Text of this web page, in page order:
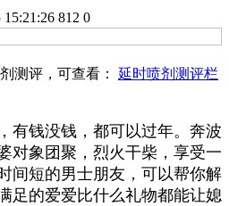
15:21:26 812 0
测评，可查看： 延时喷剂测评栏
，有钱没钱，都可以过年。奔波
对象团聚，烈火干柴，享受一
间短的男士朋友，可以帮你解
足的爱爱比什么礼物都能让媳